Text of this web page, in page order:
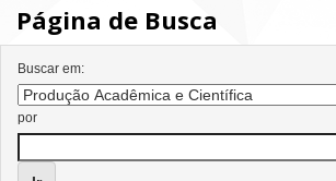
Página de Busca
Buscar em:
por